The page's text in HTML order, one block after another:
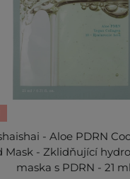
- Aloe PDRN
Mask - Zklidňující
maska s PDRN - 21 ml